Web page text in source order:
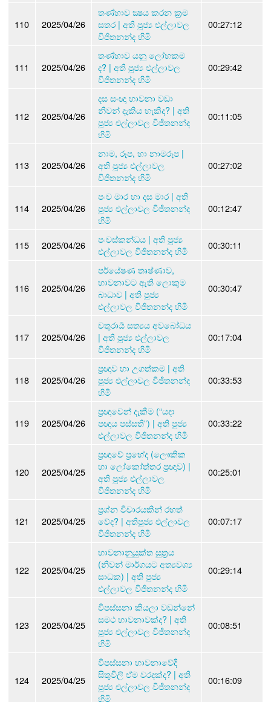
110 2025/04/26
තණ්හාව ක්‍ෂය කරන ක්‍රම
සතර | අති පූජ්‍ය එල්ලාවල
විජිතනන්ද හිමි
00:27:12
111 2025/04/26
තණ්හාව යනු ලෝභකම
ද? | අති පූජ්‍ය එල්ලාවල
විජිතනන්ද හිමි
00:29:42
112 2025/04/26
දස සංඥා භාවනා වඩා
නිවන් දැකිය හැකිද? | අති
පූජ්‍ය එල්ලාවල විජිතනන්ද
හිමි
00:11:05
113 2025/04/26
නාම, රූප, හා නාමරූප |
අති පූජ්‍ය එල්ලාවල
විජිතනන්ද හිමි
00:27:02
114 2025/04/26
පංච මාර හා දස මාර | අති
පූජ්‍ය එල්ලාවල විජිතනන්ද
හිමි
00:12:47
115 2025/04/26
පංචස්කන්ධය | අති පූජ්‍ය
එල්ලාවල විජිතනන්ද හිමි
00:30:11
116 2025/04/26
පර්යේෂණ තෘෂ්ණාව,
භාවනාවට ඇති ලොකුම
බාධාව | අති පූජ්‍ය
එල්ලාවල විජිතනන්ද හිමි
00:30:47
117 2025/04/26
චතුරාර්‍ය සත්‍යය අවබෝධය
| අති පූජ්‍ය එල්ලාවල
විජිතනන්ද හිමි
00:17:04
118 2025/04/26
ප්‍රඥාව හා උගත්කම | අති
පූජ්‍ය එල්ලාවල විජිතනන්ද
හිමි
00:33:53
119 2025/04/26
ප්‍රඥාවෙන් දැකීම (“යදා
පඥාය පස්සති”) | අති පූජ්‍ය
එල්ලාවල විජිතනන්ද හිමි
00:33:22
120 2025/04/25
ප්‍රඥාවේ ප්‍රභේද (ලෞකික
හා ලෝකෝත්තර ප්‍රඥාව) |
අති පූජ්‍ය එල්ලාවල
විජිතනන්ද හිමි
00:25:01
121 2025/04/25
ප්‍රශ්න විචාරයකින් රහත්
වේද? | අතිපූජ්‍ය එල්ලාවල
විජිතනන්ද හිමි
00:07:17
122 2025/04/25
භාවනානුයුක්ත සුත්‍රය
(නිවන් මාර්ගයට අත්‍යවශ්‍ය
සාධක) | අති පූජ්‍ය
එල්ලාවල විජිතනන්ද හිමි
00:29:14
123 2025/04/25
විපස්සනා කියලා වඩන්නේ
සමථ භාවනාවක්ද? | අති
පූජ්‍ය එල්ලාවල විජිතනන්ද
හිමි
00:08:51
124 2025/04/25
විපස්සනා භාවනාවේදී
සිතුවිලි ඒම වරදක්ද? | අති
පූජ්‍ය එල්ලාවල විජිතනන්ද
හිමි
00:16:09